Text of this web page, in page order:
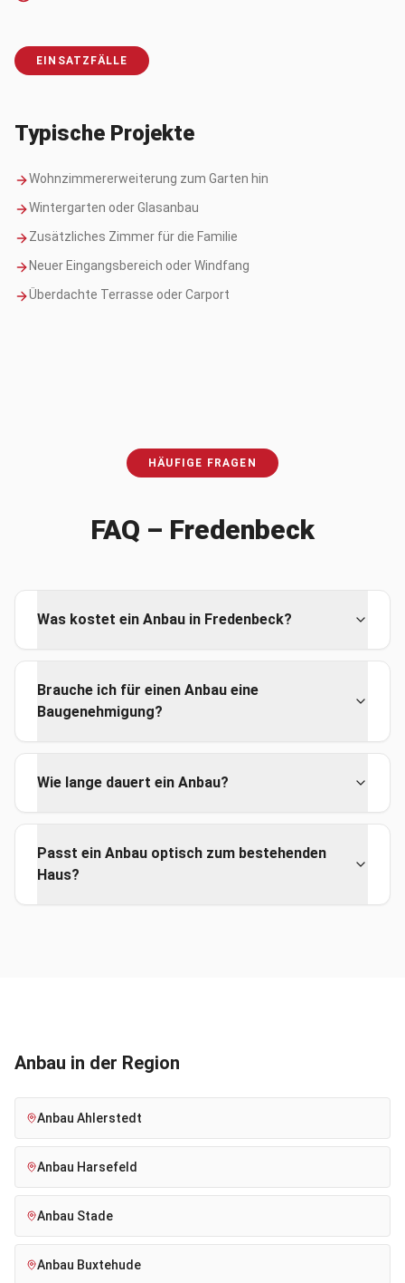
EINSATZFÄLLE
Typische Projekte
Wohnzimmererweiterung zum Garten hin
Wintergarten oder Glasanbau
Zusätzliches Zimmer für die Familie
Neuer Eingangsbereich oder Windfang
Überdachte Terrasse oder Carport
HÄUFIGE FRAGEN
FAQ – Fredenbeck
Was kostet ein Anbau in Fredenbeck?
Brauche ich für einen Anbau eine
Baugenehmigung?
Wie lange dauert ein Anbau?
Passt ein Anbau optisch zum bestehenden
Haus?
Anbau in der Region
Anbau Ahlerstedt
Anbau Harsefeld
Anbau Stade
Anbau Buxtehude